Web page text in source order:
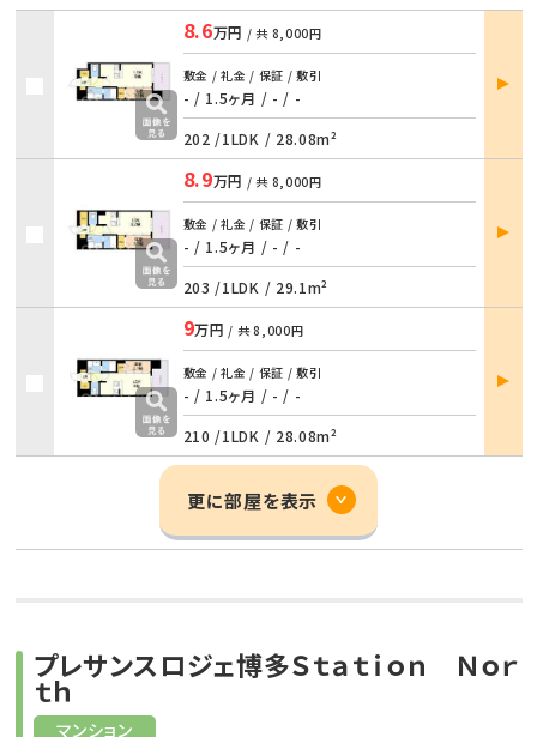
8.6万円 / 共 8,000円
敷金 / 礼金 / 保証 / 敷引
- / 1.5ヶ月 / - / -
202 /1LDK / 28.08m²
部屋
詳細
8.9万円 / 共 8,000円
敷金 / 礼金 / 保証 / 敷引
- / 1.5ヶ月 / - / -
203 /1LDK / 29.1m²
部屋
詳細
9万円 / 共 8,000円
敷金 / 礼金 / 保証 / 敷引
- / 1.5ヶ月 / - / -
210 /1LDK / 28.08m²
部屋
詳細
更に部屋を表示
マンション
プレサンスロジェ博多Ｓｔａｔｉｏｎ Ｎｏｒ
ｔｈ